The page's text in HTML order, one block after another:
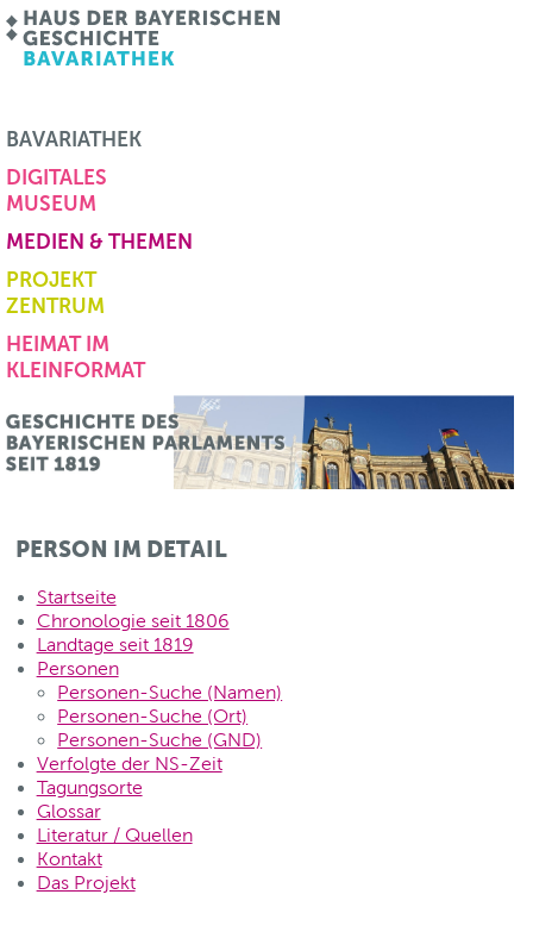
BAVARIATHEK
DIGITALES
MUSEUM
MEDIEN & THEMEN
PROJEKT
ZENTRUM
HEIMAT IM
KLEINFORMAT
PERSON IM DETAIL
Startseite
Chronologie seit 1806
Landtage seit 1819
Personen
Personen-Suche (Namen)
Personen-Suche (Ort)
Personen-Suche (GND)
Verfolgte der NS-Zeit
Tagungsorte
Glossar
Literatur / Quellen
Kontakt
Das Projekt